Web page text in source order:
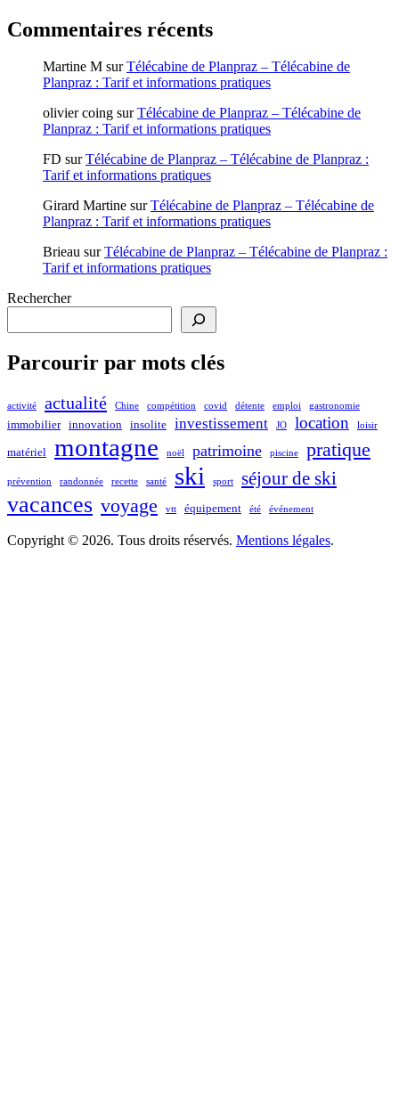
Commentaires récents
Martine M surTélécabine de Planpraz – Télécabine de
Planpraz : Tarif et informations pratiques
olivier coing surTélécabine de Planpraz – Télécabine de
Planpraz : Tarif et informations pratiques
FD surTélécabine de Planpraz – Télécabine de Planpraz :
Tarif et informations pratiques
Girard Martine surTélécabine de Planpraz – Télécabine de
Planpraz : Tarif et informations pratiques
Brieau surTélécabine de Planpraz – Télécabine de Planpraz :
Tarif et informations pratiques
Rechercher
Parcourir par mots clés
activité actualité Chine compétition covid détente emploi gastronomie
immobilier innovation insolite investissement JO location loisir
matériel montagne noël patrimoine piscine pratique
prévention randonnée recette santé ski sport séjour de ski
vacances voyage vtt équipement été événement
Copyright © 2026. Tous droits réservés. Mentions légales.